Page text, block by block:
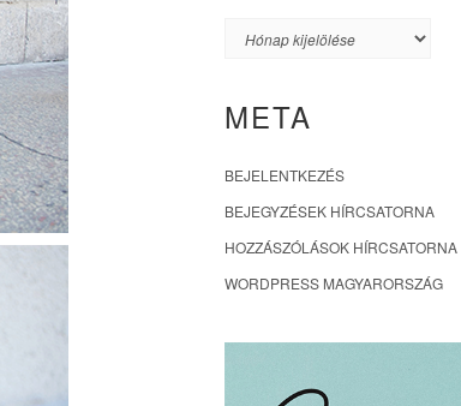
Archívum
META
BEJELENTKEZÉS
BEJEGYZÉSEK HÍRCSATORNA
HOZZÁSZÓLÁSOK HÍRCSATORNA
WORDPRESS MAGYARORSZÁG